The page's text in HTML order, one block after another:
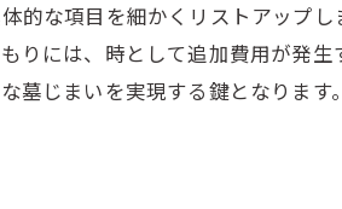
的な項目を細かくリストアップ
りには、時として追加費用が発
墓じまいを実現する鍵となります。